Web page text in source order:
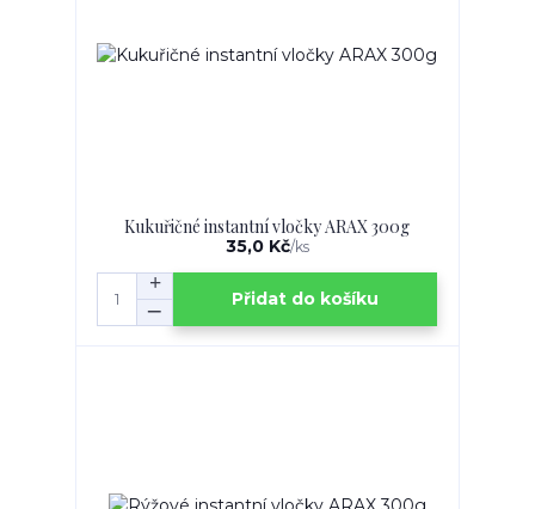
Kukuřičné instantní vločky ARAX 300g
35,0 Kč/ks
Přidat do košíku